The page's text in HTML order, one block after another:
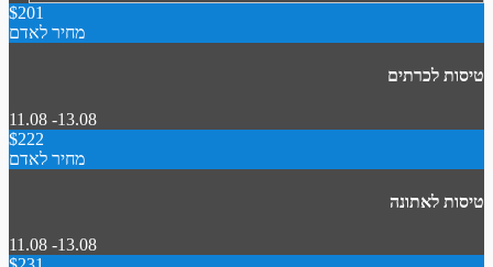
$201
מחיר לאדם
טיסות לכרתים
11.08 -13.08
$222
מחיר לאדם
טיסות לאתונה
11.08 -13.08